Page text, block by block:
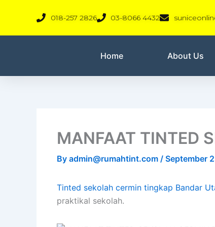
018-257 2826 03-8066 4432
Home About Us
MANFAAT TINTED
By admin@rumahtint.com / September
Tinted sekolah cermin tingkap Bandar
praktikal sekolah.